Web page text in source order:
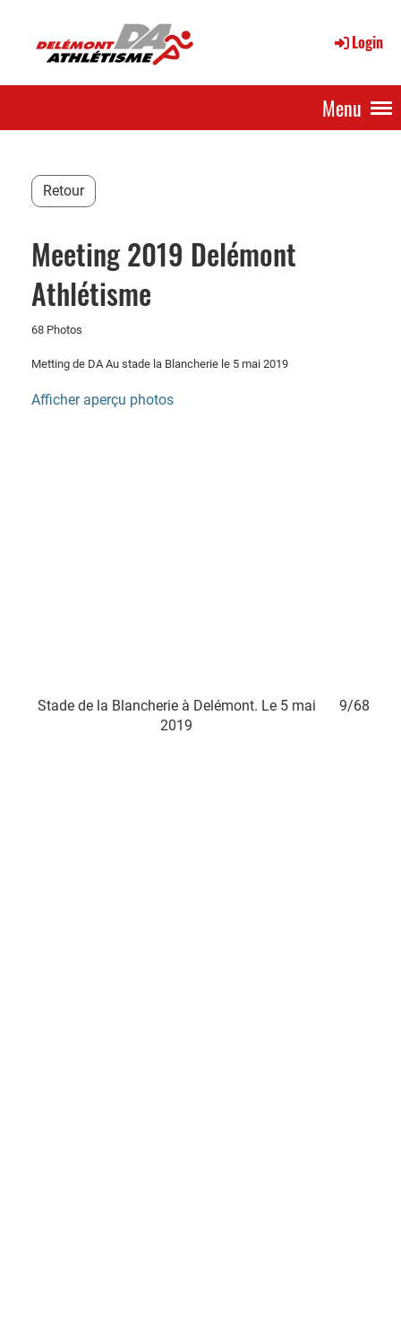
Login
Menu
Retour
Meeting 2019 Delémont
Athlétisme
68 Photos
Metting de DA Au stade la Blancherie le 5 mai 2019
Afficher aperçu photos
Stade de la Blancherie à Delémont. Le 5 mai
2019
9/68